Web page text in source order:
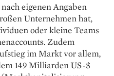
eigenen Angaben
Unternehmen hat,
oder kleine Teams
Zudem
im Markt vor allem,
149 Milliarden US-$